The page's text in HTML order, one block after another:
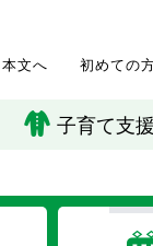
本文へ 初めての
子育て支援